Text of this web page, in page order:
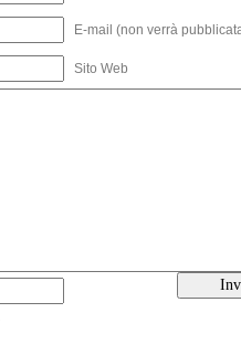
E-mail (non verrà
Sito Web